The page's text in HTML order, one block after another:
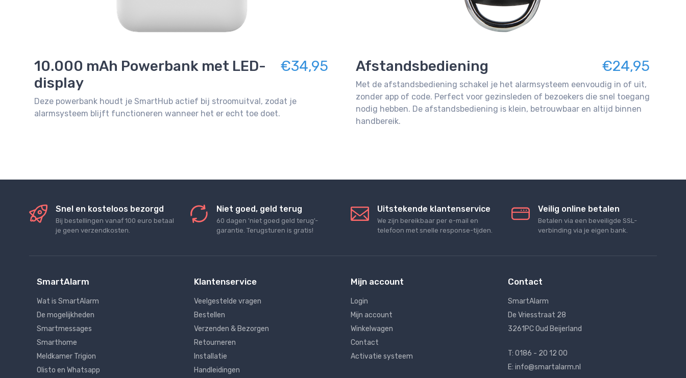
10.000 mAh Powerbank met LED-
display
€34,95
Deze powerbank houdt je SmartHub actief bij stroomuitval, zodat je
alarmsysteem blijft functioneren wanneer het er echt toe doet.
Afstandsbediening €24,95
Met de afstandsbediening schakel je het alarmsysteem eenvoudig in of uit,
zonder app of code. Perfect voor gezinsleden of bezoekers die snel toegang
nodig hebben. De afstandsbediening is klein, betrouwbaar en altijd binnen
handbereik.
Snel en kosteloos bezorgd
Bij bestellingen vanaf 100 euro betaal
je geen verzendkosten.
Niet goed, geld terug
60 dagen 'niet goed geld terug'-
garantie. Terugsturen is gratis!
Uitstekende klantenservice
We zijn bereikbaar per e-mail en
telefoon met snelle response-tijden.
Veilig online betalen
Betalen via een beveiligde SSL-
verbinding via je eigen bank.
SmartAlarm
Wat is SmartAlarm
De mogelijkheden
Smartmessages
Smarthome
Meldkamer Trigion
Olisto en Whatsapp
Klantenservice
Veelgestelde vragen
Bestellen
Verzenden & Bezorgen
Retourneren
Installatie
Handleidingen
Mijn account
Login
Mijn account
Winkelwagen
Contact
Activatie systeem
Contact
SmartAlarm
De Vriesstraat 28
3261PC Oud Beijerland
T: 0186 - 20 12 00
E: info@smartalarm.nl